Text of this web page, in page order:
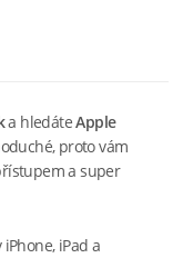
a hledáteApple
proto vám
a super
iPad a